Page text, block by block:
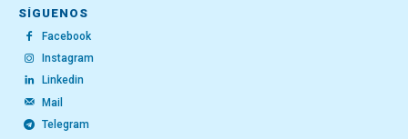
SÍGUENOS
Facebook
Instagram
Linkedin
Mail
Telegram